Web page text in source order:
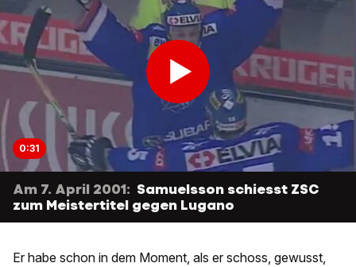
0:31
Am 7. April 2001: Samuelsson schiesst ZSC
zum Meistertitel gegen Lugano
Er habe schon in dem Moment, als er schoss, gewusst,